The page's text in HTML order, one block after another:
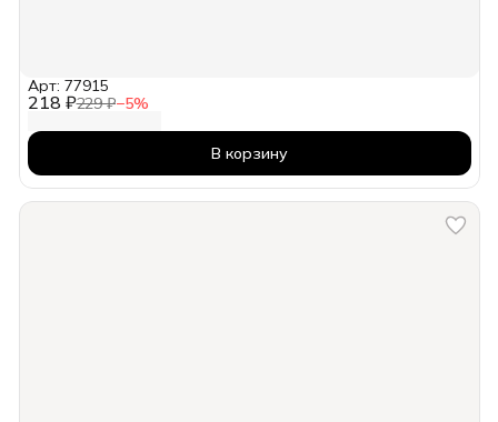
218 ₽229 ₽−5%
Арт: 77915
В корзину